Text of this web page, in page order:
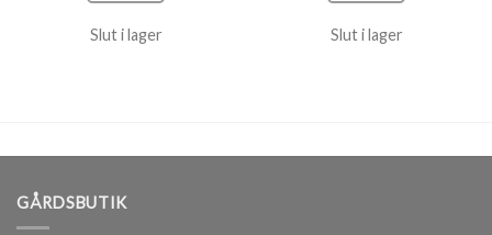
Slut i lager Slut i lager
GÅRDSBUTIK